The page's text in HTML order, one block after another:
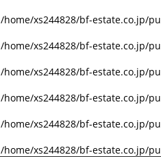
/home/xs244828/bf-estate.co.jp/
/home/xs244828/bf-estate.co.jp/
/home/xs244828/bf-estate.co.jp/
/home/xs244828/bf-estate.co.jp/
/home/xs244828/bf-estate.co.jp/
/home/xs244828/bf-estate.co.jp/